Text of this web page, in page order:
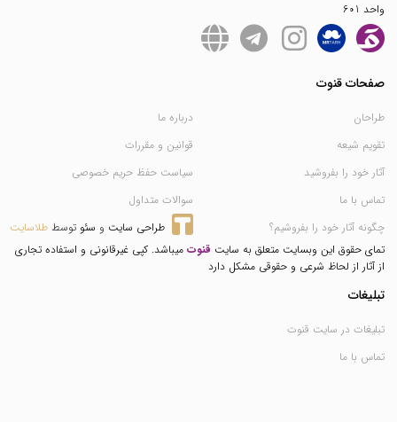
واحد 601
صفحات قنوت
طراحان
تقویم شیعه
آثار خود را بفروشید
تماس با ما
چگونه آثار خود را بفروشیم؟
درباره ما
قوانین و مقررات
سیاست حفظ حریم خصوصی
سوالات متداول
طراحی سایت و سئو توسط طلاسایت
تمای حقوق این وبسایت متعلق به سایت قنوت میباشد. کپی غیرقانونی و استفاده تجاری
از آثار از لحاظ شرعی و حقوقی مشکل دارد
تبلیغات
تبلیغات در سایت قنوت
تماس با ما